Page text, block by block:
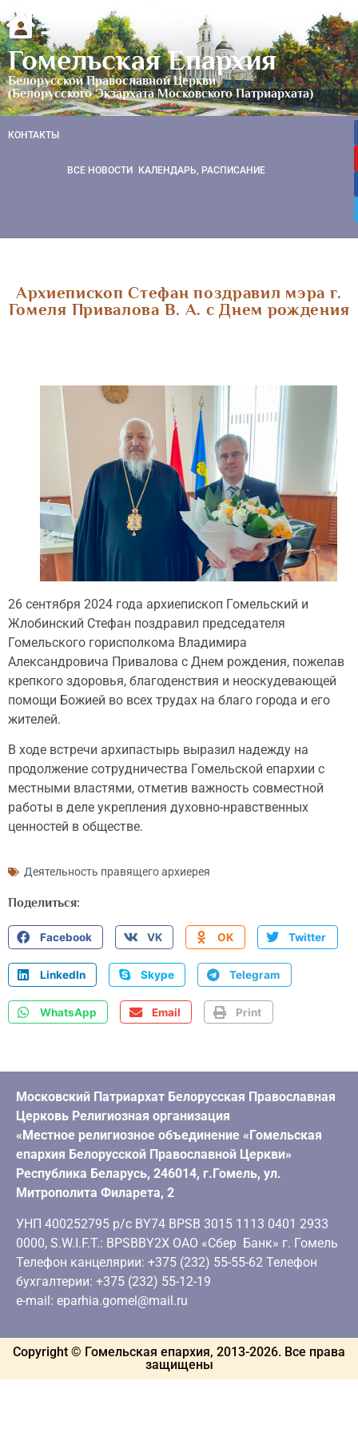
Гомельская Епархия
Белорусской Православной Церкви
(Белорусского Экзархата Московского Патриархата)
КОНТАКТЫ
ВСЕ НОВОСТИ КАЛЕНДАРЬ, РАСПИСАНИЕ
Архиепископ Стефан поздравил мэра г.
Гомеля Привалова В. А. с Днем рождения
26 сентября 2024 года архиепископ Гомельский и
Жлобинский Стефан поздравил председателя
Гомельского горисполкома Владимира
Александровича Привалова с Днем рождения, пожелав
крепкого здоровья, благоденствия и неоскудевающей
помощи Божией во всех трудах на благо города и его
жителей.
В ходе встречи архипастырь выразил надежду на
продолжение сотрудничества Гомельской епархии с
местными властями, отметив важность совместной
работы в деле укрепления духовно-нравственных
ценностей в обществе.
Деятельность правящего архиерея
Поделиться:
Facebook VK OK Twitter
LinkedIn Skype Telegram
WhatsApp Email Print
Московский Патриархат Белорусская Православная
Церковь Религиозная организация
«Местное религиозное объединение «Гомельская
епархия Белорусской Православной Церкви»
Республика Беларусь, 246014, г.Гомель, ул.
Митрополита Филарета, 2
УНП 400252795 р/с BY74 BPSB 3015 1113 0401 2933
0000, S.W.I.F.T.: BPSBBY2X ОАО «Сбер Банк» г. Гомель
Телефон канцелярии: +375 (232) 55-55-62 Телефон
бухгалтерии: +375 (232) 55-12-19
e-mail: eparhia.gomel@mail.ru
Copyright © Гомельская епархия, 2013-2026. Все права
защищены